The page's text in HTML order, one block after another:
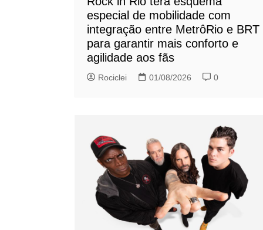
especial de mobilidade com
integração entre MetrôRio e BRT
para garantir mais conforto e
agilidade aos fãs
Rociclei 01/08/2026 0